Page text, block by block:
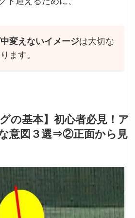
変えないイメージは大切な
ます。
の基本】初心者必見！ア
な意図３選⇒②正面から見